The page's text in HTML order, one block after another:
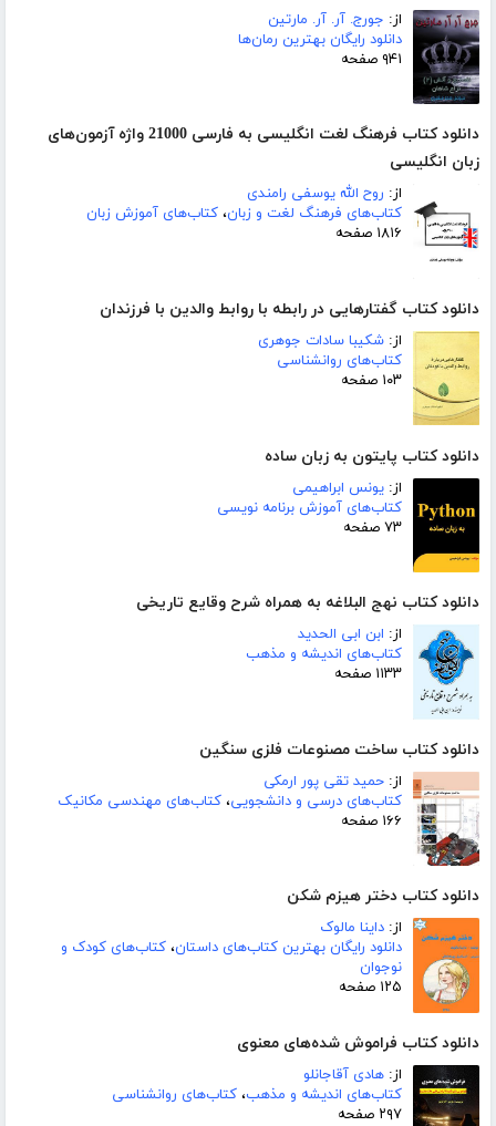
از: جورج. آر. آر. مارتین
دانلود رایگان بهترین رمان‌ها
۹۴۱ صفحه
دانلود کتاب فرهنگ لغت انگلیسی به فارسی 21000 واژه آزمون‌های
زبان انگلیسی
از: روح الله یوسفی رامندی
کتاب‌های فرهنگ لغت و زبان، کتاب‌های آموزش زبان
۱۸۱۶ صفحه
دانلود کتاب گفتارهایی در رابطه با روابط والدین با فرزندان
از: شکیبا سادات جوهری
کتاب‌های روانشناسی
۱۰۳ صفحه
دانلود کتاب پایتون به زبان ساده
از: یونس ابراهیمی
کتاب‌های آموزش برنامه نویسی
۷۳ صفحه
دانلود کتاب نهج البلاغه به همراه شرح وقایع تاریخی
از: ابن ابی الحدید
کتاب‌های اندیشه و مذهب
۱۱۳۳ صفحه
دانلود کتاب ساخت مصنوعات فلزی سنگین
از: حمید تقی پور ارمکی
کتاب‌های درسی و دانشجویی، کتاب‌های مهندسی مکانیک
۱۶۶ صفحه
دانلود کتاب دختر هیزم شکن
از: داینا مالوک
دانلود رایگان بهترین کتاب‌های داستان، کتاب‌های کودک و
نوجوان
۱۲۵ صفحه
دانلود کتاب فراموش شده‌های معنوی
از: هادی آقاجانلو
کتاب‌های اندیشه و مذهب، کتاب‌های روانشناسی
۲۹۷ صفحه